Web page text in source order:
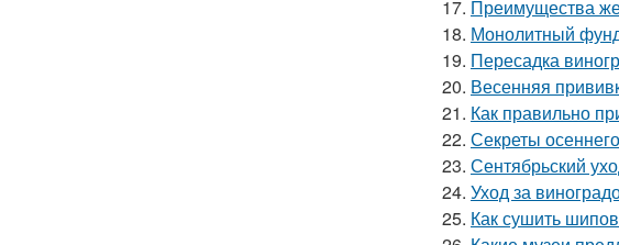
17. Преимущества
18. Монолитный
19. Пересадка
20. Весенняя
21. Как правильно
22. Секреты
23. Сентябрьский
24. Уход за
25. Как сушить